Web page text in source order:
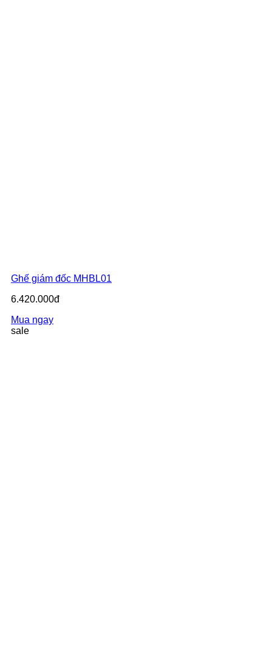
Ghế giám đốc MHBL01
6.420.000đ
Mua ngay
sale